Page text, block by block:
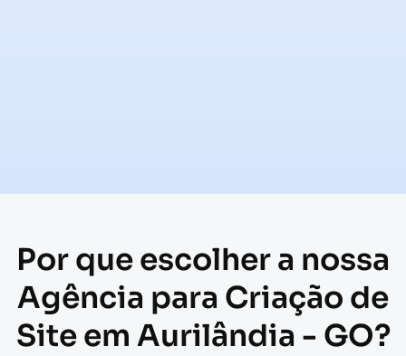
Por que escolher a nossa
Agência para Criação de
Site em Aurilândia - GO?